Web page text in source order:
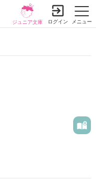
メニュー
ジュニア文庫 ログイン